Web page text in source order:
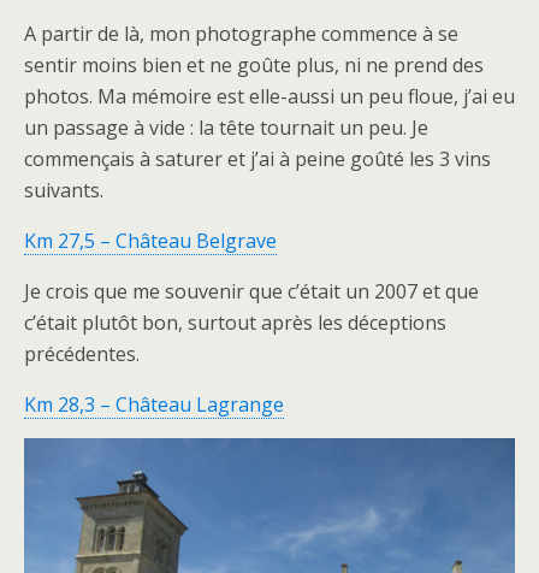
A partir de là, mon photographe commence à se
sentir moins bien et ne goûte plus, ni ne prend des
photos. Ma mémoire est elle-aussi un peu floue, j’ai eu
un passage à vide : la tête tournait un peu. Je
commençais à saturer et j’ai à peine goûté les 3 vins
suivants.
Km 27,5 – Château Belgrave
Je crois que me souvenir que c’était un 2007 et que
c’était plutôt bon, surtout après les déceptions
précédentes.
Km 28,3 – Château Lagrange